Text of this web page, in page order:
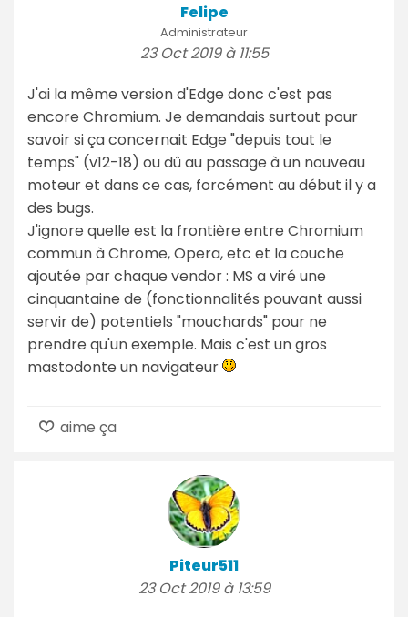
Felipe
Administrateur
23 Oct 2019 à 11:55
J'ai la même version d'Edge donc c'est pas
encore Chromium. Je demandais surtout pour
savoir si ça concernait Edge "depuis tout le
temps" (v12-18) ou dû au passage à un nouveau
moteur et dans ce cas, forcément au début il y a
des bugs.
J'ignore quelle est la frontière entre Chromium
commun à Chrome, Opera, etc et la couche
ajoutée par chaque vendor : MS a viré une
cinquantaine de (fonctionnalités pouvant aussi
servir de) potentiels "mouchards" pour ne
prendre qu'un exemple. Mais c'est un gros
mastodonte un navigateur
aime ça
Piteur511
23 Oct 2019 à 13:59